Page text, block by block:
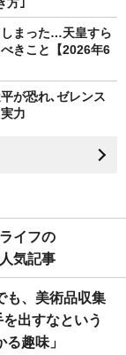
まった…天皇すら
きこと【2026年6
が恐れ､ゼレンス
力
ライフの
人気記事
も、美術品収集
出すなという
る趣味」